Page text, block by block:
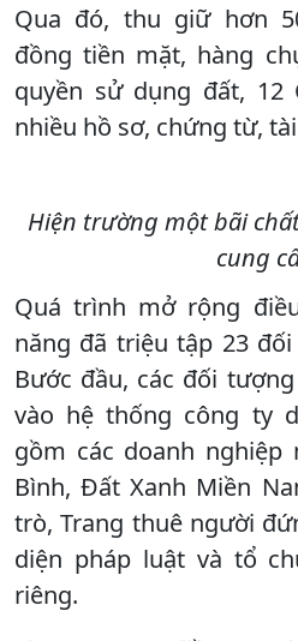
Qua đó, thu giữ hơn
đồng tiền mặt, hàng
quyền sử dụng đất, 12
nhiều hồ sơ, chứng từ,
Hiện trường một bãi
cung
Quá trình mở rộng
năng đã triệu tập 23
Bước đầu, các đối
vào hệ thống công ty
gồm các doanh nghiệp
Bình, Đất Xanh Miền
trò, Trang thuê người
diện pháp luật và tổ
riêng.